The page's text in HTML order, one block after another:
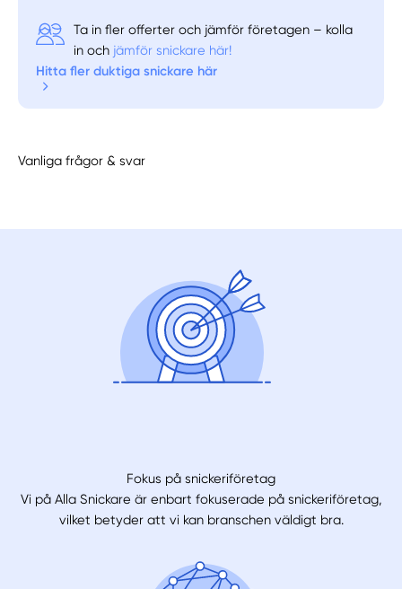
Ta in fler offerter och jämför företagen – kolla
in och jämför snickare här!
Hitta fler duktiga snickare här
Vanliga frågor & svar
Fokus på snickeriföretag
Vi på Alla Snickare är enbart fokuserade på snickeriföretag,
vilket betyder att vi kan branschen väldigt bra.